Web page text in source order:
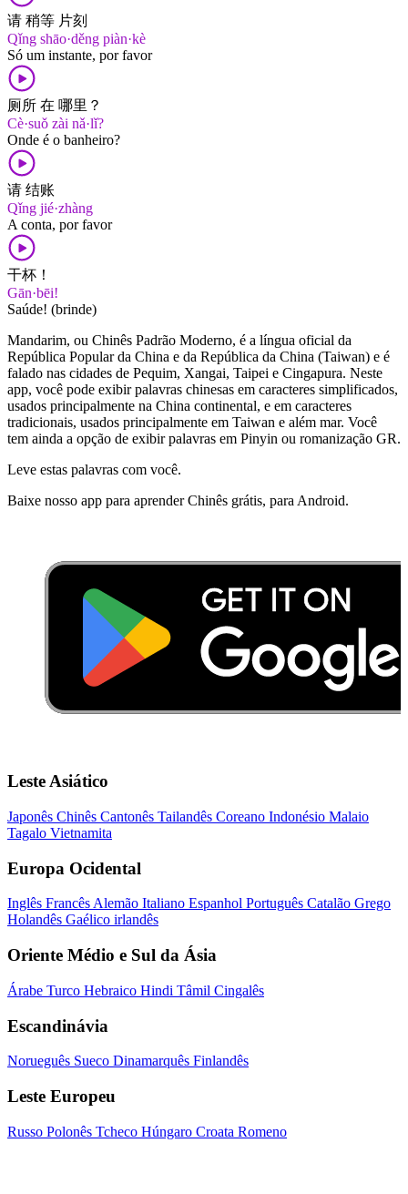
请 稍等 片刻
Qǐng shāo·děng piàn·kè
Só um instante, por favor
厕所 在 哪里？
Cè·suǒ zài nǎ·lǐ?
Onde é o banheiro?
请 结账
Qǐng jié·zhàng
A conta, por favor
干杯！
Gān·bēi!
Saúde! (brinde)
Mandarim, ou Chinês Padrão Moderno, é a língua oficial da
República Popular da China e da República da China (Taiwan) e é
falado nas cidades de Pequim, Xangai, Taipei e Cingapura. Neste
app, você pode exibir palavras chinesas em caracteres simplificados,
usados principalmente na China continental, e em caracteres
tradicionais, usados principalmente em Taiwan e além mar. Você
tem ainda a opção de exibir palavras em Pinyin ou romanização GR.
Leve estas palavras com você.
Baixe nosso app para aprender Chinês grátis, para Android.
Leste Asiático
Japonês Chinês Cantonês Tailandês Coreano Indonésio Malaio
Tagalo Vietnamita
Europa Ocidental
Inglês FrancêsAlemão Italiano Espanhol Português Catalão Grego
Holandês Gaélico irlandês
Oriente Médio e Sul da Ásia
Árabe Turco Hebraico Hindi Tâmil Cingalês
Escandinávia
Norueguês Sueco Dinamarquês Finlandês
Leste Europeu
Russo Polonês Tcheco Húngaro Croata Romeno